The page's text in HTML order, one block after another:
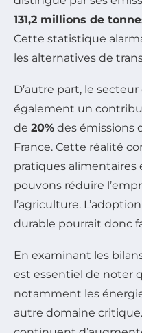
131,2 millions de
Cette statistique
les alternatives de
D’autre part, le
également un
de 20% des émissions
France. Cette réalité
pratiques alimentaires
pouvons réduire
l’agriculture.
durable pourrait donc
En examinant les
est essentiel de noter
notamment les
autre domaine